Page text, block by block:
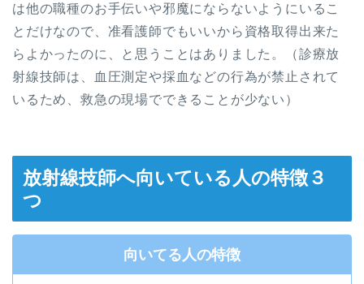
は他の職種のお手伝いや邪魔にならないようにいるこ
とだけなので、准看護師でもいいから資格取得出来た
らよかったのに、と思うことはありました。（診療放
射線技師は、血圧測定や採血などの行為が禁止されて
いるため、救急の現場でできることが少ない）
放射線技師へ向いている人の特徴３
つ
向いてる人の特徴